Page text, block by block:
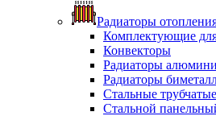
Радиаторы
Комплектующие
Конвекторы
Радиаторы
Радиаторы
Стальные
Стальной